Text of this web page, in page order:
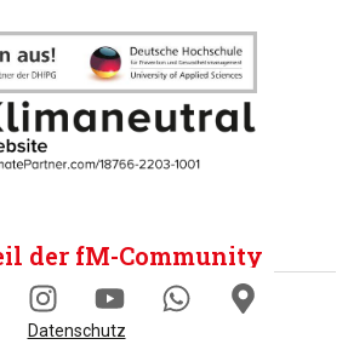
der fM-Community
Datenschutz